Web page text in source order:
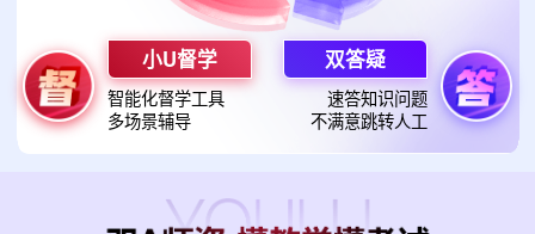
小U督学
智能化督学工具
多场景辅导
双答疑
速答知识问题
不满意跳转人工